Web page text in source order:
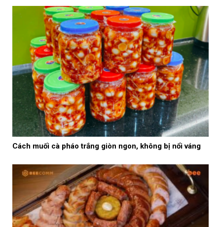
Cách muối cà pháo trắng giòn ngon, không bị nổi váng